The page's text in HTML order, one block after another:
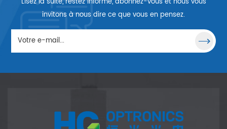
fabriquer des lasers
compacts. HGO est en mesure
de fournir divers assemblages
standard et des cristaux de
liaison personnalisés
spéciaux. Ces cristaux
ont différentes structures de
des lasers haute puissance à
semi-conducteurs.
invitons à nous dire ce que vous en pensez.